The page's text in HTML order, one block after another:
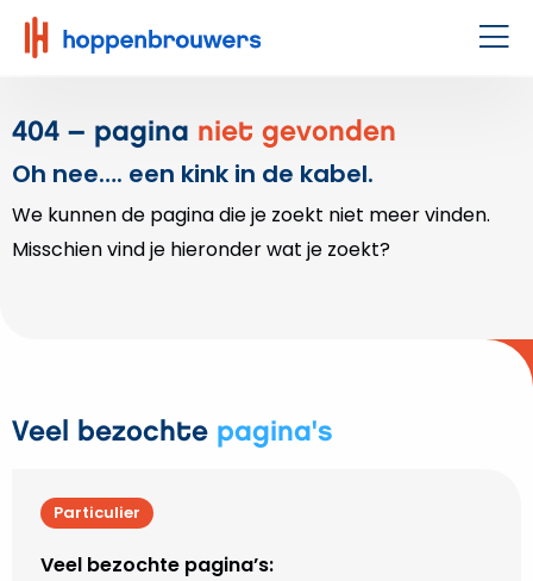
Hoppenbrouwers
|
techniek
leeft
404 – pagina niet gevonden
Oh nee…. een kink in de kabel.
We kunnen de pagina die je zoekt niet meer vinden.
Misschien vind je hieronder wat je zoekt?
Veel bezochte pagina's
Particulier
Veel bezochte pagina’s: